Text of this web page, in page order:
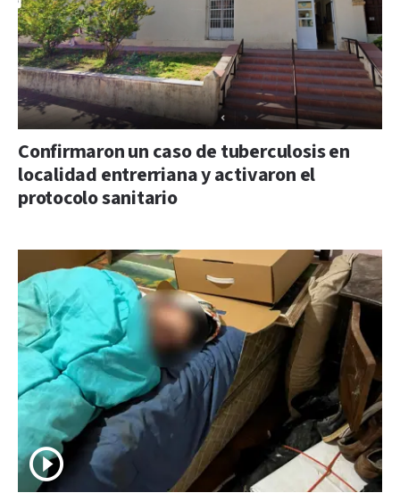
Confirmaron un caso de tuberculosis en
localidad entrerriana y activaron el
protocolo sanitario